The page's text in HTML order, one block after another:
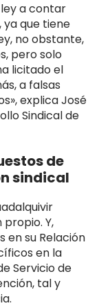
a contar
que tiene
no obstante,
pero solo
licitado el
a falsas
explica José
Sindical de
de
sindical
Y,
en su Relación
en la
Servicio de
tal y